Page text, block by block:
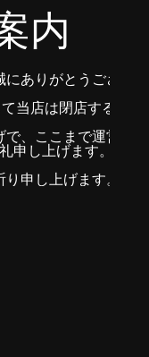
内
ありがとうございま
当店は閉店する運び
、ここまで運営を続
申し上げます。
申し上げます。